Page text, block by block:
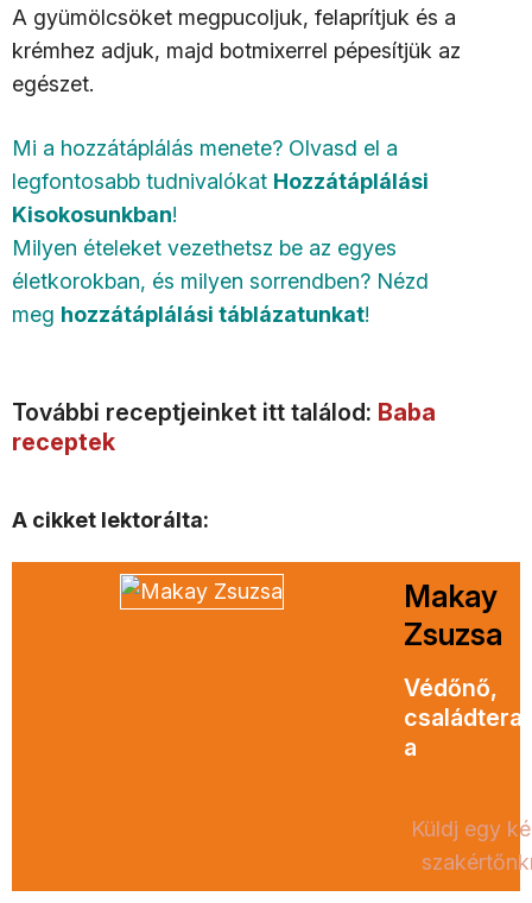
A gyümölcsöket megpucoljuk, felaprítjuk és a
krémhez adjuk, majd botmixerrel pépesítjük az
egészet.
Mi a hozzátáplálás menete? Olvasd el a
legfontosabb tudnivalókat Hozzátáplálási
Kisokosunkban!
Milyen ételeket vezethetsz be az egyes
életkorokban, és milyen sorrendben? Nézd
meg hozzátáplálási táblázatunkat!
További receptjeinket itt találod: Baba
receptek
A cikket lektorálta:
Makay
Zsuzsa
Védőnő,
a
Küldj egy